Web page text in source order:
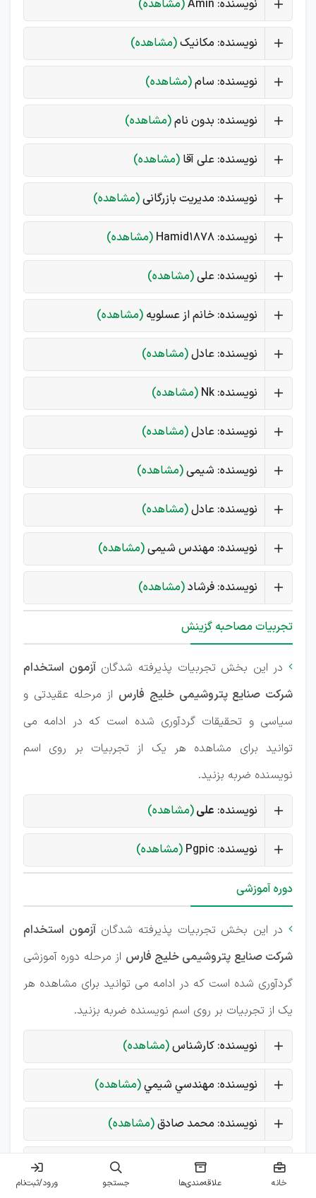
نویسنده: Amin (مشاهده)
نویسنده: مکانیک(مشاهده)
نویسنده: سام(مشاهده)
نویسنده: بدون نام(مشاهده)
نویسنده: علی آقا (مشاهده)
نویسنده: مدیریت بازرگانی(مشاهده)
نویسنده: Hamid1878 (مشاهده)
نویسنده: علی(مشاهده)
نویسنده: خانم از عسلویه (مشاهده)
نویسنده: عادل(مشاهده)
نویسنده: Nk (مشاهده)
نویسنده: عادل(مشاهده)
نویسنده: شیمی(مشاهده)
نویسنده: عادل(مشاهده)
نویسنده: مهندس شیمی(مشاهده)
نویسنده: فرشاد(مشاهده)
تجربیات مصاحبه گزینش
 در این بخش تجربیات پذیرفته شدگانآزمون استخدام
شرکت صنایع پتروشیمی خلیج فارس از مرحله عقیدتی و
سیاسی و تحقیقات گردآوری شده است که در ادامه می
توانید برای مشاهده هر یک از تجربیات بر روی اسم
نویسنده ضربه بزنید.
نویسنده: علی(مشاهده)
نویسنده: Pgpic (مشاهده)
دوره آموزشی
 در این بخش تجربیات پذیرفته شدگانآزمون استخدام
شرکت صنایع پتروشیمی خلیج فارس از مرحله دوره آموزشی
گردآوری شده است که در ادامه می توانید برای مشاهده هر
یک از تجربیات بر روی اسم نویسنده ضربه بزنید.
نویسنده: کارشناس(مشاهده)
نویسنده: مهندسي شيمي(مشاهده)
نویسنده: محمد صادق(مشاهده)
نویسنده: مجتبی
خانه علاقه‌مندی‌ها جستجو ورود/ثبت‌نام